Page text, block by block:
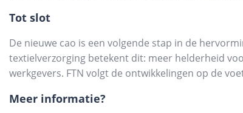
Tot slot
De nieuwe cao is een volgende stap in de
textielverzorging betekent dit: meer helderheid
werkgevers. FTN volgt de ontwikkelingen op de
Meer informatie?